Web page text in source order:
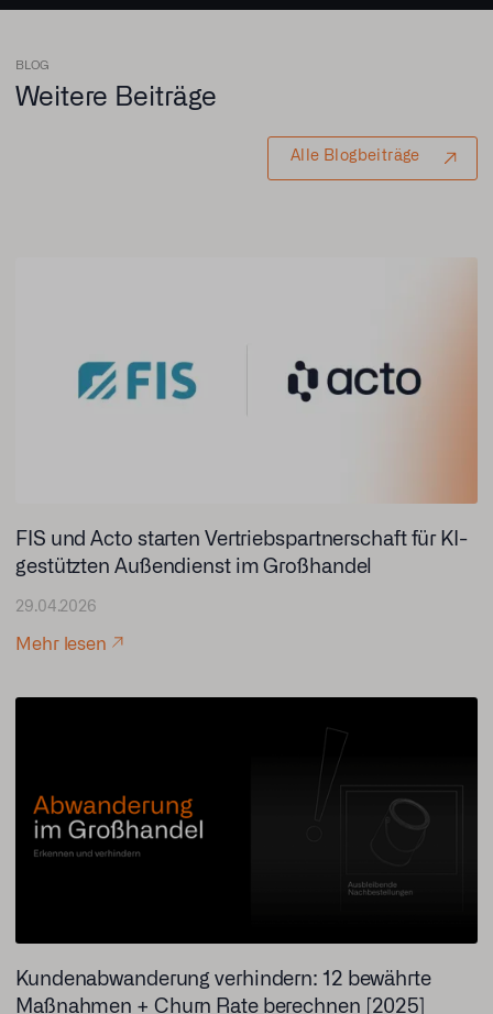
BLOG
Weitere Beiträge
Alle Blogbeiträge
FIS und Acto starten Vertriebspartnerschaft für KI-
gestützten Außendienst im Großhandel
29.04.2026
Mehr lesen
Kundenabwanderung verhindern: 12 bewährte
Maßnahmen + Churn Rate berechnen [2025]